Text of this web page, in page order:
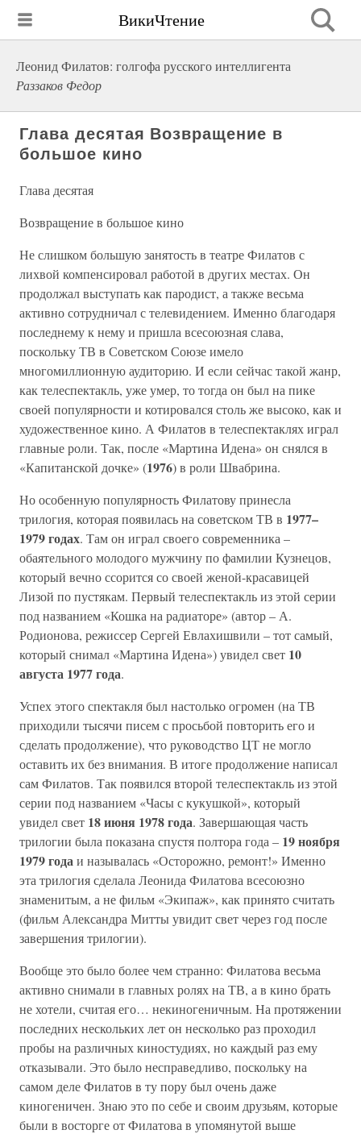
ВикиЧтение
Леонид Филатов: голгофа русского интеллигента
Раззаков Федор
Глава десятая Возвращение в
большое кино
Глава десятая
Возвращение в большое кино
Не слишком большую занятость в театре Филатов с
лихвой компенсировал работой в других местах. Он
продолжал выступать как пародист, а также весьма
активно сотрудничал с телевидением. Именно благодаря
последнему к нему и пришла всесоюзная слава,
поскольку ТВ в Советском Союзе имело
многомиллионную аудиторию. И если сейчас такой жанр,
как телеспектакль, уже умер, то тогда он был на пике
своей популярности и котировался столь же высоко, как и
художественное кино. А Филатов в телеспектаклях играл
главные роли. Так, после «Мартина Идена» он снялся в
«Капитанской дочке» (1976) в роли Швабрина.
Но особенную популярность Филатову принесла
трилогия, которая появилась на советском ТВ в 1977–
1979 годах. Там он играл своего современника –
обаятельного молодого мужчину по фамилии Кузнецов,
который вечно ссорится со своей женой-красавицей
Лизой по пустякам. Первый телеспектакль из этой серии
под названием «Кошка на радиаторе» (автор – А.
Родионова, режиссер Сергей Евлахишвили – тот самый,
который снимал «Мартина Идена») увидел свет 10
августа 1977 года.
Успех этого спектакля был настолько огромен (на ТВ
приходили тысячи писем с просьбой повторить его и
сделать продолжение), что руководство ЦТ не могло
оставить их без внимания. В итоге продолжение написал
сам Филатов. Так появился второй телеспектакль из этой
серии под названием «Часы с кукушкой», который
увидел свет 18 июня 1978 года. Завершающая часть
трилогии была показана спустя полтора года – 19 ноября
1979 годаи называлась «Осторожно, ремонт!» Именно
эта трилогия сделала Леонида Филатова всесоюзно
знаменитым, а не фильм «Экипаж», как принято считать
(фильм Александра Митты увидит свет через год после
завершения трилогии).
Вообще это было более чем странно: Филатова весьма
активно снимали в главных ролях на ТВ, а в кино брать
не хотели, считая его… некиногеничным. На протяжении
последних нескольких лет он несколько раз проходил
пробы на различных киностудиях, но каждый раз ему
отказывали. Это было несправедливо, поскольку на
самом деле Филатов в ту пору был очень даже
киногеничен. Знаю это по себе и своим друзьям, которые
были в восторге от Филатова в упомянутой выше